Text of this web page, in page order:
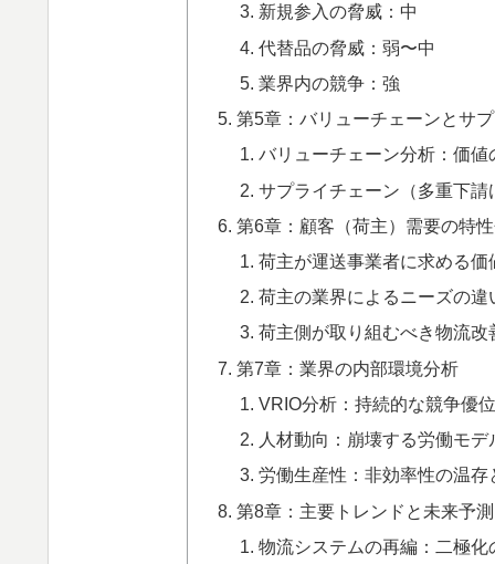
新規参入の脅威：中
代替品の脅威：弱〜中
業界内の競争：強
第5章：バリューチェーンとサ
バリューチェーン分析：価値
サプライチェーン（多重下
第6章：顧客（荷主）需要の特
荷主が運送事業者に求める
荷主の業界によるニーズの違
荷主側が取り組むべき物流改
第7章：業界の内部環境分析
VRIO分析：持続的な競争優
人材動向：崩壊する労働モ
労働生産性：非効率性の温
第8章：主要トレンドと未来予測
物流システムの再編：二極化